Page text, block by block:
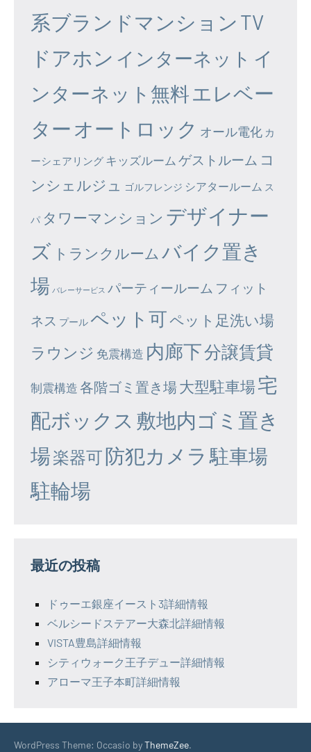
系ブランドマンション TV
ドアホン インターネット イ
ンターネット無料エレベー
ター オートロック オール電化 カ
ーシェアリング キッズルーム ゲストルーム コ
ンシェルジュ
ゴルフレンジ シアタールーム ス
パ タワーマンション デザイナー
ズ トランクルーム バイク置き
場 バレーサービス パーティールーム フィット
ネス プール ペット可ペット足洗い場
ラウンジ 免震構造 内廊下分譲賃貸
制震構造 各階ゴミ置き場大型駐車場宅
配ボックス 敷地内ゴミ置き
場楽器可防犯カメラ 駐車場
駐輪場
最近の投稿
ドゥーエ銀座イースト3詳細情報
ベルシードステアー大森北詳細情報
VISTA豊島詳細情報
シティウォーク王子デュー詳細情報
アローマ王子本町詳細情報
WordPress Theme: Occasio byThemeZee.